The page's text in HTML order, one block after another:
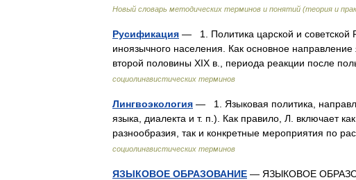
Новый словарь методических терминов и понятий (теория и
Русификация — 1. Политика царской и советской
иноязычного населения. Как основное
второй половины XIX в., периода реакции после
социолингвистических терминов
Лингвоэкология — 1. Языковая политика,
языка, диалекта и т. п.). Как правило, Л. включает
разнообразия, так и конкретные мероприятия по
социолингвистических терминов
ЯЗЫКОВОЕ ОБРАЗОВАНИЕ — ЯЗЫКОВОЕ